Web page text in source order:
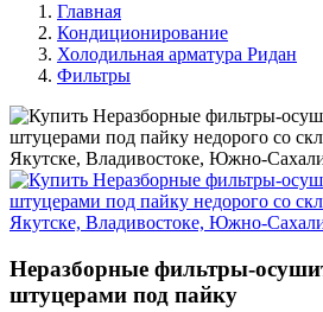
Главная
Кондиционирование
Холодильная арматура Ридан
Фильтры
Неразборные фильтры-
штуцерами под пайку